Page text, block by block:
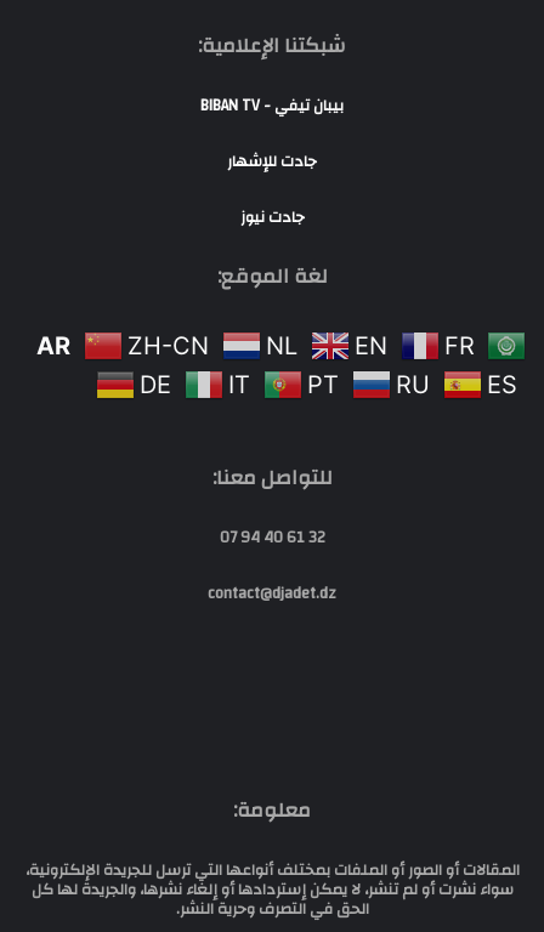
شبكتنا الإعلامية:
بيبان تيفي - BIBAN TV
جادت للإشهار
جادت نيوز
لغة الموقع:
AR ZH-CN NL EN
FR
DE
IT PT RU ES
للتواصل معنا:
32 61 40 94 07
contact@djadet.dz
معلومة:
المقالات أو الصور أو الملفات بمختلف أنواعها التي ترسل للجريدة الإلكترونية،
سواء نشرت أو لم تنشر، لا يمكن إستردادها أو إلغاء نشرها، والجريدة لها كل
الحق في التصرف وحرية النشر.